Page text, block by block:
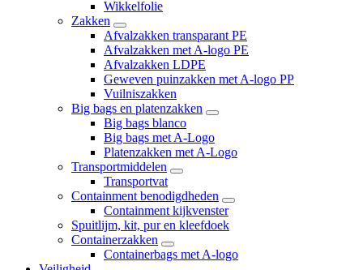
Wikkelfolie
Zakken
Afvalzakken transparant PE
Afvalzakken met A-logo PE
Afvalzakken LDPE
Geweven puinzakken met A-logo PP
Vuilniszakken
Big bags en platenzakken
Big bags blanco
Big bags met A-Logo
Platenzakken met A-Logo
Transportmiddelen
Transportvat
Containment benodigdheden
Containment kijkvenster
Spuitlijm, kit, pur en kleefdoek
Containerzakken
Containerbags met A-logo